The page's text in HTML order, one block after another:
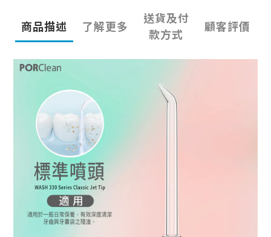
商品描述 了解更多
送貨及付
款方式
顧客評價